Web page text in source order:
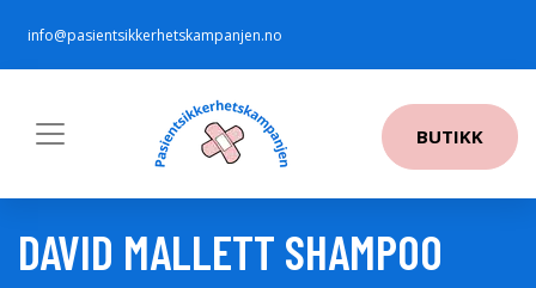
info@pasientsikkerhetskampanjen.no
BUTIKK
DAVID MALLETT SHAMPOO